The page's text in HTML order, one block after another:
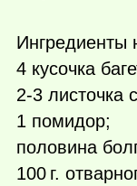
Ингредиенты
4 кусочка
2-3 листочка
1 помидор;
половина
100 г.